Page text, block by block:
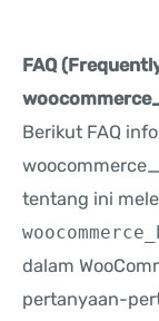
FAQ
Berikut FAQ
tentang ini
dalam
pertanyaan-